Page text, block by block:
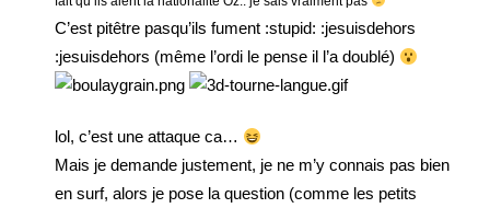
C’est pitêtre pasqu’ils fument :stupid: :jesuisdehors
:jesuisdehors (même l’ordi le pense il l’a doublé)
lol, c’est une attaque ca…
Mais je demande justement, je ne m’y connais pas bien
en surf, alors je pose la question (comme les petits